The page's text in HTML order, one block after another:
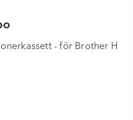
- för Brother HL-
- Ultra Jumbo - 8923760 -